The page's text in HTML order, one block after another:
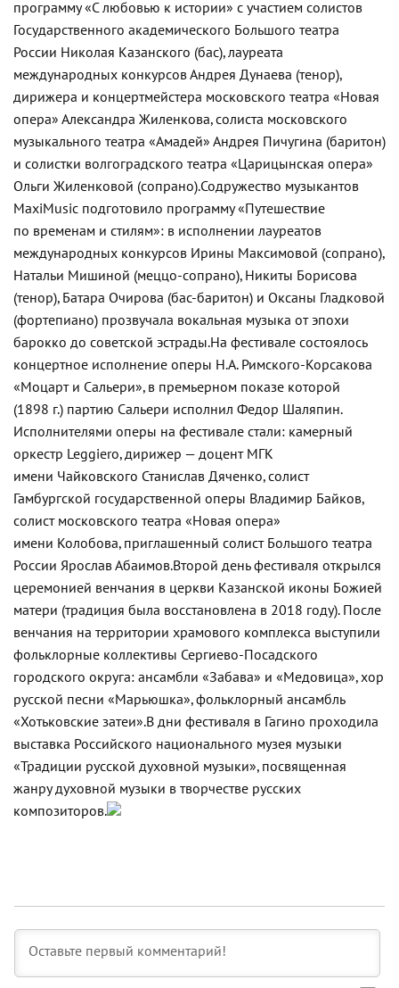
программу «С любовью к истории» с участием солистов
Государственного академического Большого театра
России Николая Казанского (бас), лауреата
международных конкурсов Андрея Дунаева (тенор),
дирижера и концертмейстера московского театра «Новая
опера» Александра Жиленкова, солиста московского
музыкального театра «Амадей» Андрея Пичугина (баритон)
и солистки волгоградского театра «Царицынская опера»
Ольги Жиленковой (сопрано).Содружество музыкантов
MaxiMusic подготовило программу «Путешествие
по временам и стилям»: в исполнении лауреатов
международных конкурсов Ирины Максимовой (сопрано),
Натальи Мишиной (меццо-сопрано), Никиты Борисова
(тенор), Батара Очирова (бас-баритон) и Оксаны Гладковой
(фортепиано) прозвучала вокальная музыка от эпохи
барокко до советской эстрады.На фестивале состоялось
концертное исполнение оперы Н.А. Римского-Корсакова
«Моцарт и Сальери», в премьерном показе которой
(1898 г.) партию Сальери исполнил Федор Шаляпин.
Исполнителями оперы на фестивале стали: камерный
оркестр Leggiero, дирижер — доцент МГК
имени Чайковского Станислав Дяченко, солист
Гамбургской государственной оперы Владимир Байков,
солист московского театра «Новая опера»
имени Колобова, приглашенный солист Большого театра
России Ярослав Абаимов.Второй день фестиваля открылся
церемонией венчания в церкви Казанской иконы Божией
матери (традиция была восстановлена в 2018 году). После
венчания на территории храмового комплекса выступили
фольклорные коллективы Сергиево-Посадского
городского округа: ансамбли «Забава» и «Медовица», хор
русской песни «Марьюшка», фольклорный ансамбль
«Хотьковские затеи».В дни фестиваля в Гагино проходила
выставка Российского национального музея музыки
«Традиции русской духовной музыки», посвященная
жанру духовной музыки в творчестве русских
композиторов.